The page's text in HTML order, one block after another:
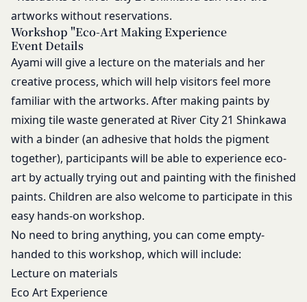
artworks without reservations.
Workshop "Eco-Art Making Experience
Event Details
Ayami will give a lecture on the materials and her
creative process, which will help visitors feel more
familiar with the artworks. After making paints by
mixing tile waste generated at River City 21 Shinkawa
with a binder (an adhesive that holds the pigment
together), participants will be able to experience eco-
art by actually trying out and painting with the finished
paints. Children are also welcome to participate in this
easy hands-on workshop.
No need to bring anything, you can come empty-
handed to this workshop, which will include:
Lecture on materials
Eco Art Experience
利用上の注意およびその他当社から会員に対す
る連絡事項等の通知
当社の商品、サービス、ウェブサイト、コンテ
ンツおよび広告の開発、提供、メンテナンスお
個人を識別できない形式に加工した上での統計
お客さまアンケートの実施
ポイント加算およびポイント交換
マーケティング調査、統計、分析
システムメンテナンス、不具合への対応
技術サポートの提供、会員からの問い合わせ対
応
本規約その他当社が会員との間で定める規約に
違反する行為に対する対応
第13条（サービスの変更・廃止）
当社は、本サービスの運営管理にあたって、以下各
号のいずれかの場合には、会員へ事前の通知、承諾